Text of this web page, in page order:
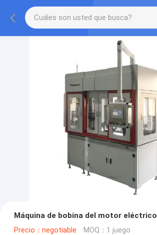
Máquina de bobina del motor eléctrico
Precio：negotiable MOQ：1 juego